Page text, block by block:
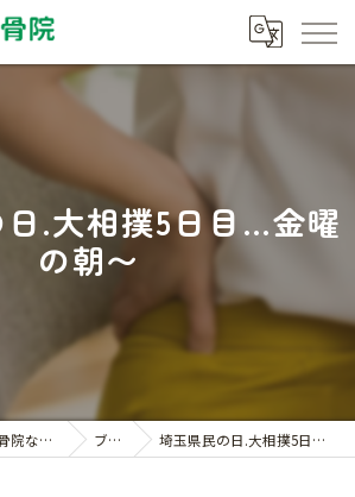
.大相撲5日目…金曜
の朝〜
埼玉県富士見の接骨院ならさとう接骨院 ブログ 埼玉県民の日.大相撲5日目…金曜の朝〜